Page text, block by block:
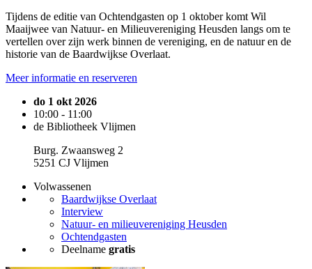
Tijdens de editie van Ochtendgasten op 1 oktober komt Wil
Maaijwee van Natuur- en Milieuvereniging Heusden langs om te
vertellen over zijn werk binnen de vereniging, en de natuur en de
historie van de Baardwijkse Overlaat.
Meer informatie en reserveren
do 1 okt 2026
10:00 - 11:00
de Bibliotheek Vlijmen
Burg. Zwaansweg 2
5251 CJ Vlijmen
Volwassenen
Baardwijkse Overlaat
Interview
Natuur- en milieuvereniging Heusden
Ochtendgasten
Deelname gratis